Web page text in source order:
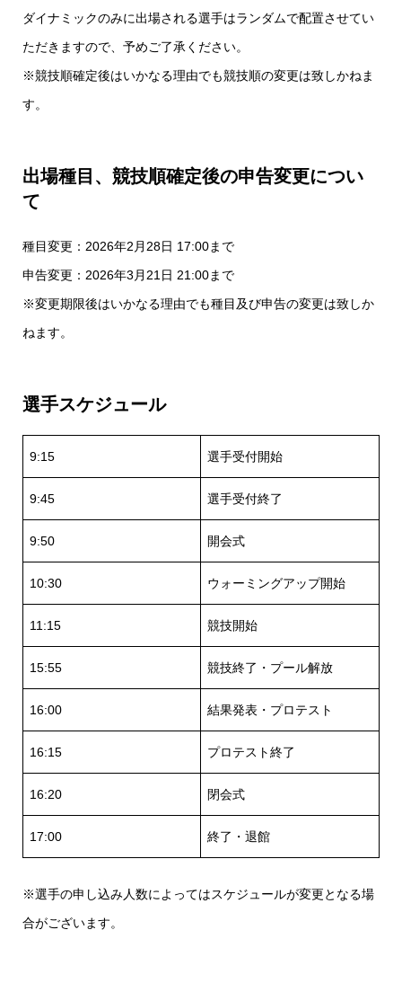
ダイナミックのみに出場される選手はランダムで配置させてい
ただきますので、予めご了承ください。
※競技順確定後はいかなる理由でも競技順の変更は致しかねま
す。
出場種目、競技順確定後の申告変更につい
て
種目変更：2026年2月28日 17:00まで
申告変更：2026年3月21日 21:00まで
※変更期限後はいかなる理由でも種目及び申告の変更は致しか
ねます。
選手スケジュール
9:15 選手受付開始
9:45 選手受付終了
9:50 開会式
10:30 ウォーミングアップ開始
11:15 競技開始
15:55 競技終了・プール解放
16:00 結果発表・プロテスト
16:15 プロテスト終了
16:20 閉会式
17:00 終了・退館
※選手の申し込み人数によってはスケジュールが変更となる場
合がございます。